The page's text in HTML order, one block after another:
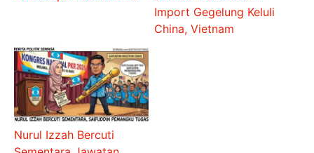
Import Gegelung Keluli
China, Vietnam
Nurul Izzah Bercuti